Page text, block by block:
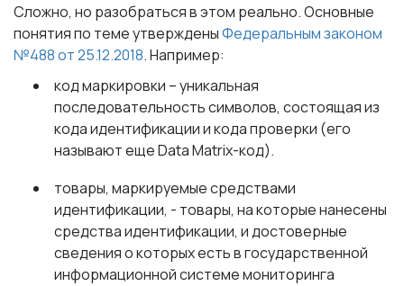
Сложно, но разобраться в этом реально. Основные
понятия по теме утвержденыФедеральным законом
№488 от 25.12.2018. Например:
код маркировки – уникальная
последовательность символов, состоящая из
кода идентификации и кода проверки (его
называют еще Data Matrix-код).
товары, маркируемые средствами
идентификации, - товары, на которые нанесены
средства идентификации, и достоверные
сведения о которых есть в государственной
информационной системе мониторинга